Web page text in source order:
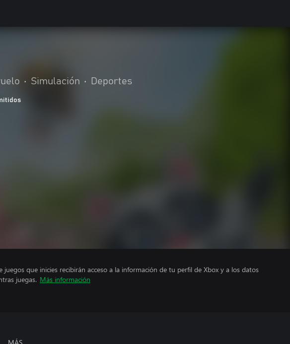
• Simulación • Deportes
juegos que inicies recibirán acceso a la información de tu perfil de Xbox y a los datos
juegas. Más información